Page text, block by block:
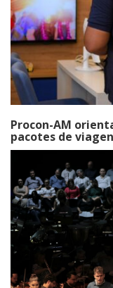
Procon-AM
pacotes de